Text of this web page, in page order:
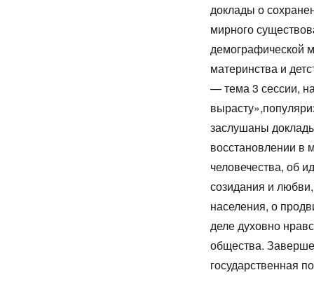
доклады о
мирного
демографической
материнства и
— тема 3 сессии,
заслушаны
восстановлении в
человечества, об
созидания и
населения, о
деле духовно
общества.
государственная